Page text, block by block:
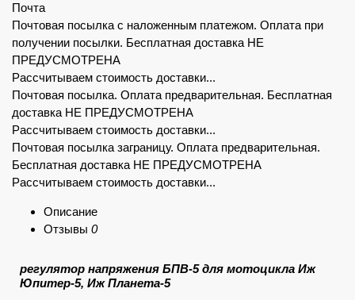
Почта
Почтовая посылка с наложенным платежом. Оплата при
получении посылки. Бесплатная доставка НЕ
ПРЕДУСМОТРЕНА
Рассчитываем стоимость доставки...
Почтовая посылка. Оплата предварительная. Бесплатная
доставка НЕ ПРЕДУСМОТРЕНА
Рассчитываем стоимость доставки...
Почтовая посылка заграницу. Оплата предварительная.
Бесплатная доставка НЕ ПРЕДУСМОТРЕНА
Рассчитываем стоимость доставки...
Описание
Отзывы 0
регулятор напряжения БПВ-5 для мотоцикла Иж
Юпитер-5, Иж Планета-5